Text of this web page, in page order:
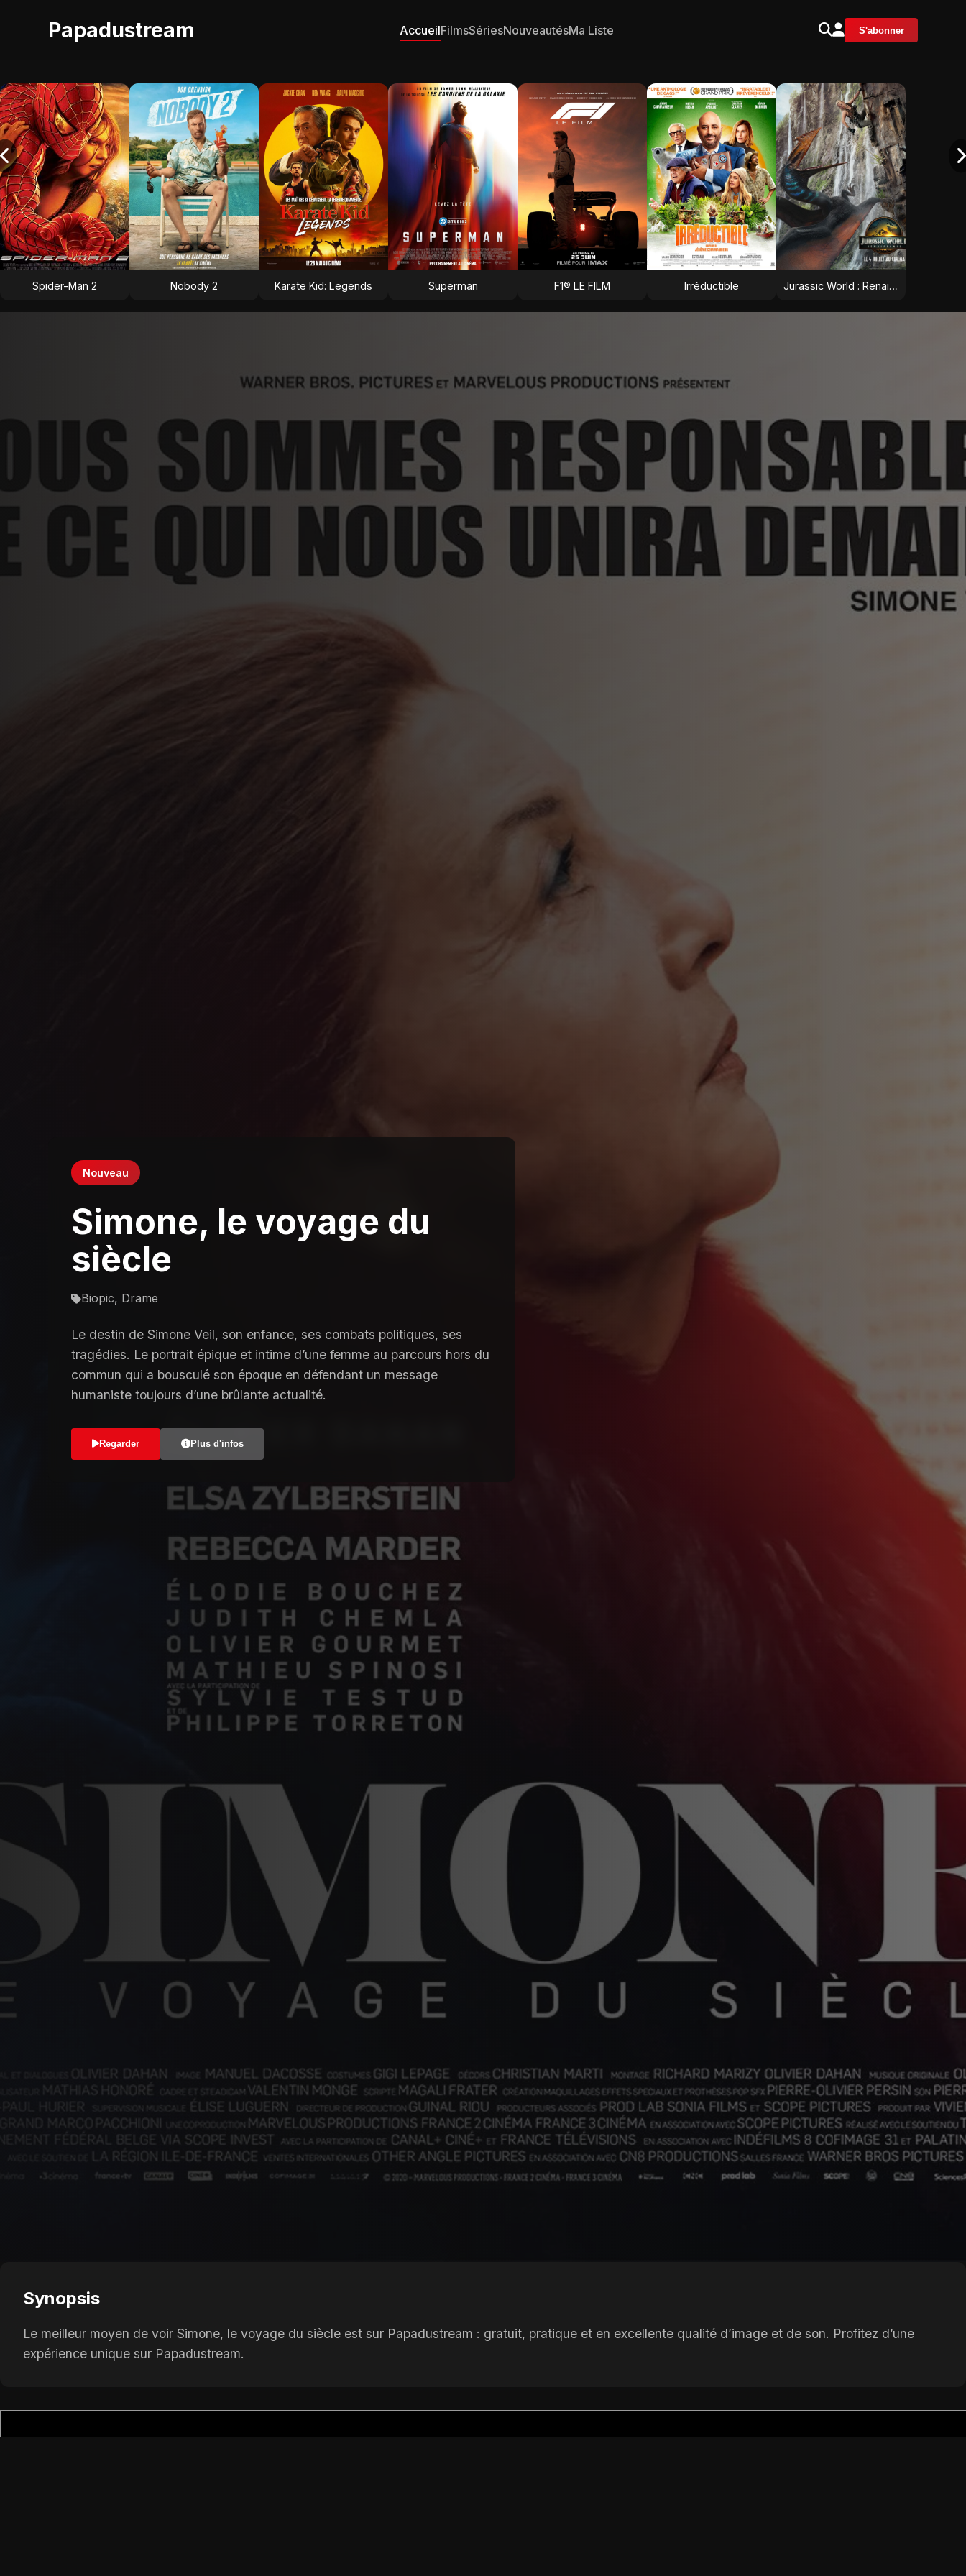
Papadustream AccueilFilmsSériesNouveautésMa Liste S'abonner
Spider-Man 2 Nobody 2 Karate Kid: Legends Superman F1® LE FILM Irréductible Jurassic World : Renaissance
Nouveau
Simone, le voyage du
siècle
Biopic, Drame
Le destin de Simone Veil, son enfance, ses combats politiques, ses
tragédies. Le portrait épique et intime d’une femme au parcours hors du
commun qui a bousculé son époque en défendant un message
humaniste toujours d’une brûlante actualité.
Regarder Plus d'infos
Synopsis
Le meilleur moyen de voir Simone, le voyage du siècle est sur Papadustream : gratuit, pratique et en excellente qualité d’image et de son. Profitez d’une
expérience unique sur Papadustream.